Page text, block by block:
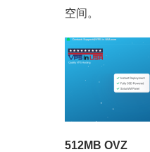
空间。
512MB OVZ